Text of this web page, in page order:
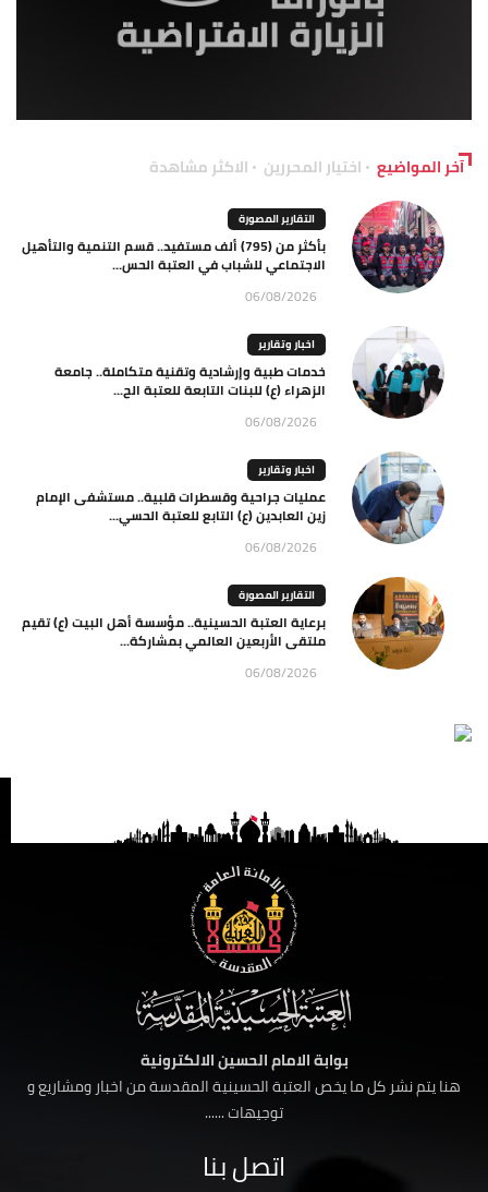
آخر المواضيع اختيار المحررين الاكثر مشاهدة
التقارير المصورة
بأكثر من (795) ألف مستفيد.. قسم التنمية والتأهيل
الاجتماعي للشباب في العتبة الحس...
06/08/2026
اخبار وتقارير
خدمات طبية وإرشادية وتقنية متكاملة.. جامعة
الزهراء (ع) للبنات التابعة للعتبة الح...
06/08/2026
اخبار وتقارير
عمليات جراحية وقسطرات قلبية.. مستشفى الإمام
زين العابدين (ع) التابع للعتبة الحسي...
06/08/2026
التقارير المصورة
برعاية العتبة الحسينية.. مؤسسة أهل البيت (ع) تقيم
ملتقى الأربعين العالمي بمشاركة...
06/08/2026
بوابة الامام الحسين الالكترونية
هنا يتم نشر كل ما يخص العتبة الحسينية المقدسة من اخبار ومشاريع و
توجيهات ......
اتصل بنا